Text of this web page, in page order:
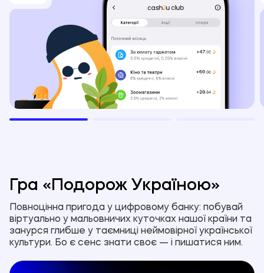
Гра «Подорож Україною»
Повноцінна пригода у цифровому банку: побувай
віртуально у мальовничих куточках нашої країни та
занурся глибше у таємниці неймовірної української
культури. Бо є сенс знати своє — і пишатися ним.